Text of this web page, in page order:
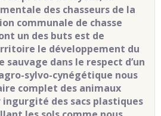
des chasseurs de la
communale de chasse
un des buts est de
le développement du
dans le respect d’un
sylvo-cynégétique nous
complet des animaux
ingurgité des sacs plastiques